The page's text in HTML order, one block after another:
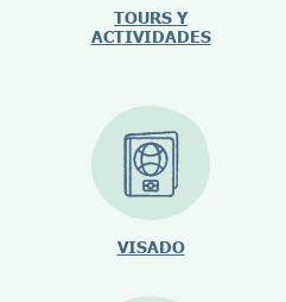
TOURS Y
ACTIVIDADES
VISADO